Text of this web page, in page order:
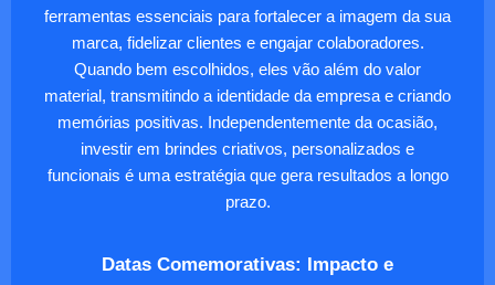
ferramentas essenciais para fortalecer a imagem da sua
marca, fidelizar clientes e engajar colaboradores.
Quando bem escolhidos, eles vão além do valor
material, transmitindo a identidade da empresa e criando
memórias positivas. Independentemente da ocasião,
investir em brindes criativos, personalizados e
funcionais é uma estratégia que gera resultados a longo
prazo.
Datas Comemorativas: Impacto e